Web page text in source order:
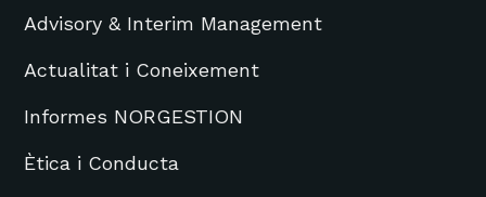
Advisory & Interim Management
Actualitat i Coneixement
Informes NORGESTION
Ètica i Conducta